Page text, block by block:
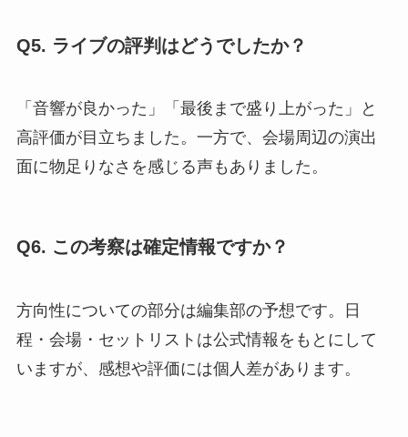
Q5. ライブの評判はどうでしたか？
「音響が良かった」「最後まで盛り上がった」と
高評価が目立ちました。一方で、会場周辺の演出
面に物足りなさを感じる声もありました。
Q6. この考察は確定情報ですか？
方向性についての部分は編集部の予想です。日
程・会場・セットリストは公式情報をもとにして
いますが、感想や評価には個人差があります。